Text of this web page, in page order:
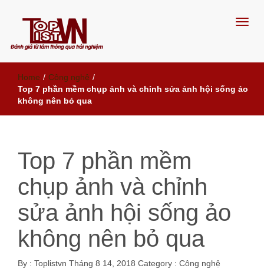
Đánh giá từ tâm, thông qua trải
nghiệm
Home / Công nghệ /
Top 7 phần mềm chụp ảnh và chỉnh sửa ảnh hội sống ảo
không nên bỏ qua
Top 7 phần mềm
chụp ảnh và chỉnh
sửa ảnh hội sống ảo
không nên bỏ qua
By : Toplistvn Tháng 8 14, 2018 Category : Công nghệ